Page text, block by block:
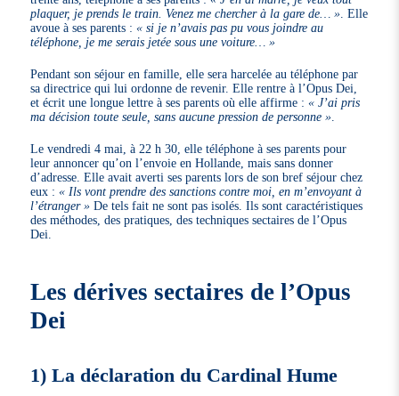
plaquer, je prends le train. Venez me chercher à la gare de… » . Elle
avoue à ses parents :« si je n’avais pas pu vous joindre au
téléphone, je me serais jetée sous une voiture… »
Pendant son séjour en famille, elle sera harcelée au téléphone par
sa directrice qui lui ordonne de revenir. Elle rentre à l’Opus Dei,
et écrit une longue lettre à ses parents où elle affirme :« J’ai pris
ma décision toute seule, sans aucune pression de personne »
Le vendredi 4 mai, à 22 h 30, elle téléphone à ses parents pour
leur annoncer qu’on l’envoie en Hollande, mais sans donner
d’adresse. Elle avait averti ses parents lors de son bref séjour chez
eux :« Ils vont prendre des sanctions contre moi, en m’envoyant à
l’étranger » De tels fait ne sont pas isolés. Ils sont caractéristiques
des méthodes, des pratiques, des techniques sectaires de l’Opus
Dei.
Les dérives sectaires de l’Opus
Dei
1) La déclaration du Cardinal Hume